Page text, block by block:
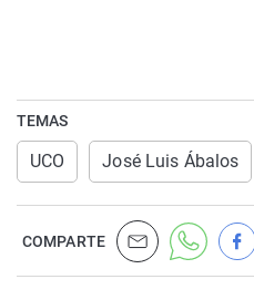
TEMAS
UCO José Luis Ábalos
COMPARTE